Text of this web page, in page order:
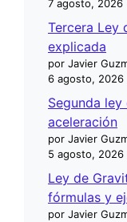
7 agosto, 2026
Tercera Ley
explicada
por Javier
6 agosto, 2026
Segunda
aceleración
por Javier
5 agosto, 2026
Ley de
fórmulas y
por Javier